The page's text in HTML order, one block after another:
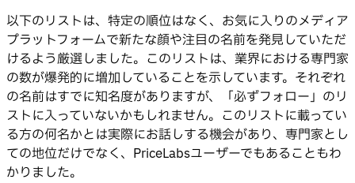
以下のリストは、特定の順位はなく、お気に入りのメディア
プラットフォームで新たな顔や注目の名前を発見していただ
けるよう厳選しました。このリストは、業界における専門家
の数が爆発的に増加していることを示しています。それぞれ
の名前はすでに知名度がありますが、「必ずフォロー」のリ
ストに入っていないかもしれません。このリストに載ってい
る方の何名かとは実際にお話しする機会があり、専門家とし
ての地位だけでなく、PriceLabsユーザーでもあることもわ
かりました。